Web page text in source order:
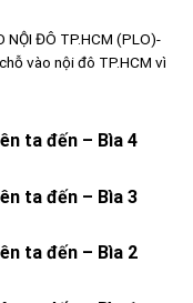
NỘI ĐÔ TP.HCM (PLO)-
vào nội đô TP.HCM vì
ta đến – Bìa 4
ta đến – Bìa 3
ta đến – Bìa 2